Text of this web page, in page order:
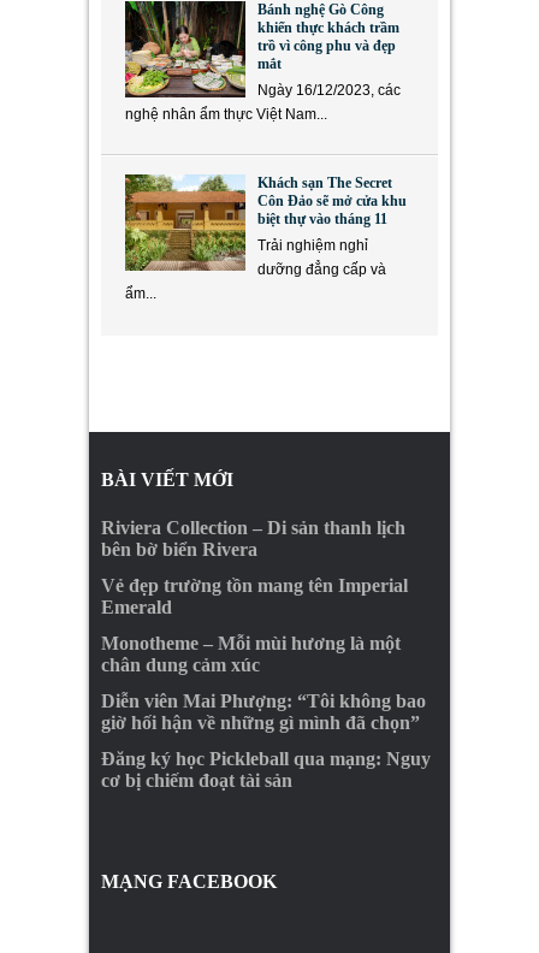
Bánh nghệ Gò Công
khiến thực khách trầm
trồ vì công phu và đẹp
mắt
Ngày 16/12/2023, các
nghệ nhân ẩm thực Việt Nam...
Khách sạn The Secret
Côn Đảo sẽ mở cửa khu
biệt thự vào tháng 11
Trải nghiệm nghỉ
dưỡng đẳng cấp và
ẩm...
BÀI VIẾT MỚI
Riviera Collection – Di sản thanh lịch
bên bờ biển Rivera
Vẻ đẹp trường tồn mang tên Imperial
Emerald
Monotheme – Mỗi mùi hương là một
chân dung cảm xúc
Diễn viên Mai Phượng: “Tôi không bao
giờ hối hận về những gì mình đã chọn”
Đăng ký học Pickleball qua mạng: Nguy
cơ bị chiếm đoạt tài sản
MẠNG FACEBOOK